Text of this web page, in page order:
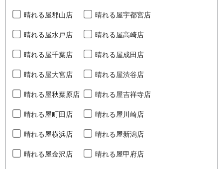
晴れる屋郡山店 晴れる屋宇都宮店
晴れる屋水戸店 晴れる屋高崎店
晴れる屋千葉店 晴れる屋成田店
晴れる屋大宮店 晴れる屋渋谷店
晴れる屋秋葉原店 晴れる屋吉祥寺店
晴れる屋町田店 晴れる屋川崎店
晴れる屋横浜店 晴れる屋新潟店
晴れる屋金沢店 晴れる屋甲府店